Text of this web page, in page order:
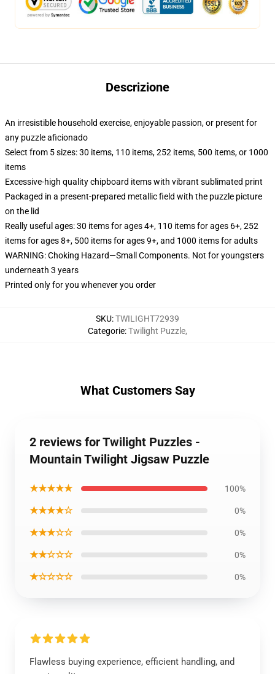
Descrizione
An irresistible household exercise, enjoyable passion, or present for
any puzzle aficionado
Select from 5 sizes: 30 items, 110 items, 252 items, 500 items, or 1000
items
Excessive-high quality chipboard items with vibrant sublimated print
Packaged in a present-prepared metallic field with the puzzle picture
on the lid
Really useful ages: 30 items for ages 4+, 110 items for ages 6+, 252
items for ages 8+, 500 items for ages 9+, and 1000 items for adults
WARNING: Choking Hazard—Small Components. Not for youngsters
underneath 3 years
Printed only for you whenever you order
SKU:TWILIGHT72939
Categorie:Twilight Puzzle,
What Customers Say
2 reviews for Twilight Puzzles -
Mountain Twilight Jigsaw Puzzle
★★★★★ 100%
★★★★☆ 0%
★★★☆☆ 0%
★★☆☆☆ 0%
★☆☆☆☆ 0%
Flawless buying experience, efficient handling, and